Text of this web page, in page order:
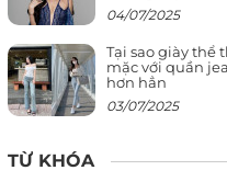
04/07/2025
Tại sao giày thể
mặc với quần
hơn hẳn
03/07/2025
TỪ KHÓA